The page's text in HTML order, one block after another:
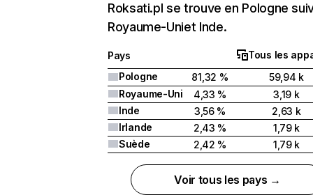
Roksati.pl se trouve en Pologne
Royaume-Uniet Inde.
Pays
Tous les
Pologne
81,32 %
59,94 k
Royaume-Uni
4,33 %
3,19 k
Inde
3,56 %
2,63 k
Irlande
2,43 %
1,79 k
Suède
2,42 % 1,79 k
Voir tous les pays →